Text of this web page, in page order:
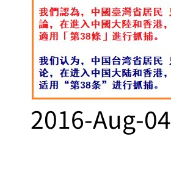
2016-Aug-04